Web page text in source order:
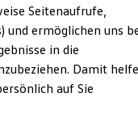
ist die Autohaus
Seitenaufrufe,
und ermöglichen uns
in die
Damit
auf Sie